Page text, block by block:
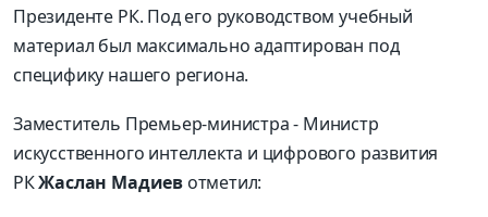
Президенте РК. Под его руководством учебный
материал был максимально адаптирован под
специфику нашего региона.
Заместитель Премьер-министра - Министр
искусственного интеллекта и цифрового развития
РКЖаслан Мадиевотметил: